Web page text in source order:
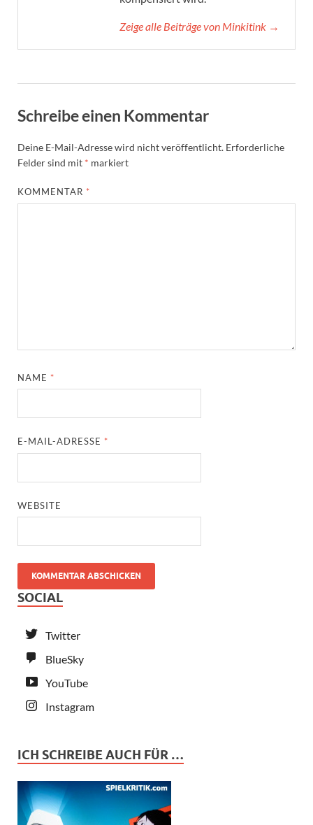
Zeige alle Beiträge von Minkitink →
Schreibe einen Kommentar
Deine E-Mail-Adresse wird nicht veröffentlicht. Erforderliche
Felder sind mit * markiert
KOMMENTAR *
NAME *
E-MAIL-ADRESSE *
WEBSITE
SOCIAL
Twitter
BlueSky
YouTube
Instagram
ICH SCHREIBE AUCH FÜR …